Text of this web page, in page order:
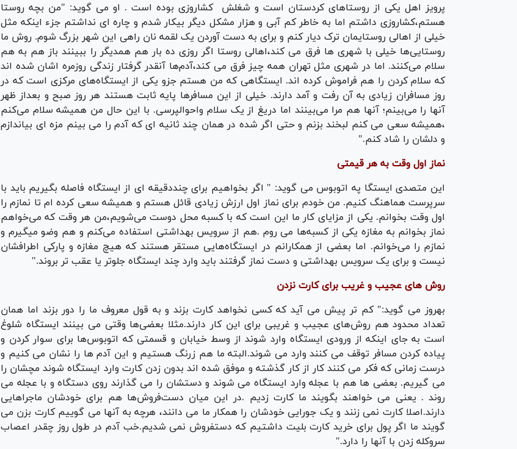
پرویز اهل یکی از روستاهای کردستان است و شغلش کشاروزی بوده است . او می گوید: "من بچه روستا
هستم،کشاروزی داشتم اما به خاطر کم آبی و هزار مشکل دیگر بیکار شدم و چاره ای نداشتم جزء اینکه مثل
خیلی از اهالی روستایمان ترک دیار کنم و برای به دست آوردن یک لقمه نان راهی این شهر بزرگ شوم. روش ما
روستایی‌ها خیلی با شهری ها فرق می کند،اهالی روستا اگر روزی ده بار هم همدیگر را ببینند باز هم به هم
سلام می‌کنند. اما در شهری مثل تهران همه چیز فرق می کند،آدم‌ها آنقدر گرفتار زندگی روزمره اشان شده اند
که سلام کردن را هم فراموش کرده اند. ایستگاهی که من هستم جزو یکی از ایستگاه‌های مرکزی است که در
روز مسافران زیادی به آن رفت و آمد دارند. خیلی از این مسافرها پایه ثابت هستند هر روز صبح و بعداز ظهر
آنها را می‌بینم؛ آنها هم مرا می‌بینند اما دریغ از یک سلام واحوالپرسی. با این حال من همیشه سلام می‌کنم
،همیشه سعی می کنم لبخند بزنم و حتی اگر شده در همان چند ثانیه ای که آدم را می بینم مزه ای بیاندازم
و دلشان را شاد کنم."
نماز اول وقت به هر قیمتی
این متصدی ایستگا په اتوبوس می گوید: " اگر بخواهیم برای چنددقیقه ای از ایستگاه فاصله بگیریم باید با
سرپرست هماهنگ کنیم. من خودم برای نماز اول ارزش زیادی قائل هستم و همیشه سعی کرده ام تا نمازم را
اول وقت بخوانم. یکی از مزایای کار ما این است که با کسبه محل دوست می‌شویم،من هر وقت که می‌خواهم
نماز بخوانم به مغازه یکی از کسبه‌ها می روم .هم از سرویس بهداشتی استفاده می‌کنم و هم وضو میگیرم و
نمازم را می‌خوانم. اما بعضی از همکارانم در ایستگاه‌هایی مستقر هستند که هیچ مغازه و پارکی اطرافشان
نیست و برای یک سرویس بهداشتی و دست نماز گرفتند باید وارد چند ایستگاه جلوتر یا عقب تر بروند."
روش های عجیب و غریب برای کارت نزدن
بهروز می گوید:" کم تر پیش می آید که کسی نخواهد کارت بزند و به قول معروف ما را دور بزند اما همان
تعداد محدود هم روش‌های عجیب و غریبی برای این کار دارند.مثلا بعضی‌ها وقتی می بینند ایستگاه شلوغ
است به جای اینکه از ورودی ایستگاه وارد شوند از وسط خیابان و قسمتی که اتوبوس‌ها برای سوار کردن و
پیاده کردن مسافر توقف می کنند وارد می شوند.البته ما هم زرنگ هستیم و این آدم ها را نشان می کنیم و
درست زمانی که فکر می کنند کار از کار گذشته و موفق شده اند بدون زدن کارت وارد ایستگاه شوند مچشان را
می گیریم. بعضی ها هم با عجله وارد ایستگاه می شوند و دستشان را می گذارند روی دستگاه و با عجله می
روند . یعنی می خواهند بگویند ما کارت زدیم .در این میان دست‌فروش‌ها هم برای خودشان ماجراهایی
دارند.اصلا کارت نمی زنند و یک جورایی خودشان را همکار ما می دانند، هرچه به آنها می گوییم کارت بزن می
گویند ما اگر پول برای خرید کارت بلیت داشتیم که دستفروش نمی شدیم.خب آدم در طول روز چقدر اعصاب
سروکله زدن با آنها را دارد."